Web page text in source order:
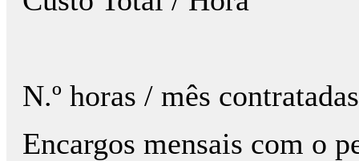
N.º horas / mês
Encargos mensais